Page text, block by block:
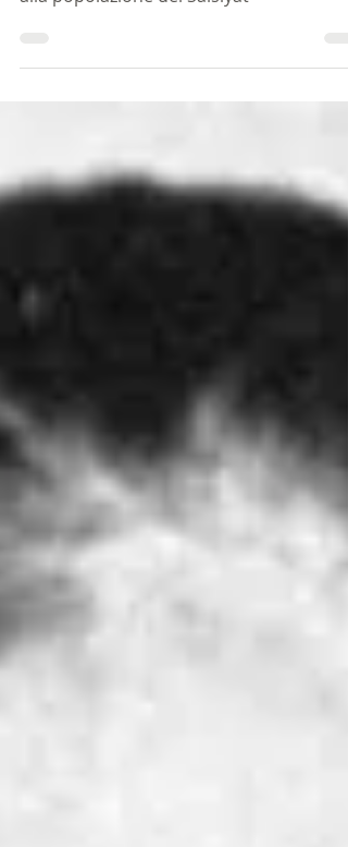
prosegue con maggiori dettagli relativi